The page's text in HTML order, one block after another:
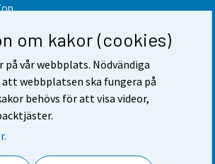
om kakor (cookies)
på vår webbplats. Nödvändiga
webbplatsen ska fungera på
behövs för att visa videor,